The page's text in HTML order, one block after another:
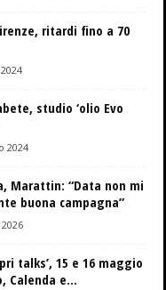
ritardi fino a 70
studio ‘olio Evo
2024
Marattin: “Data non mi
buona campagna”
talks’, 15 e 16 maggio
Calenda e...